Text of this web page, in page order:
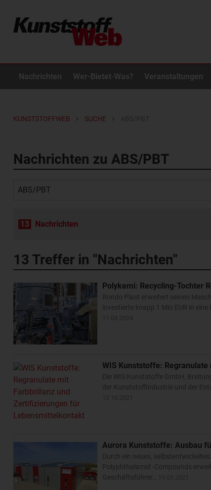
Nachrichten Wer-Bietet-Was? Veranstaltungen
KUNSTSTOFFWEB SUCHE
Nachrichten zu ABS/PBT
13 Nachrichten
13 Treffer in "Nachrichten"
Polykemi: Recycling-Tochter
Rondo Plast erweitert seinen
investierte knapp 1 Mio EUR in
WIS Kunststoffe:
Die WIS Kunststoffe GmbH,
der Kunststoffindustrie und der
Aurora Kunststoffe: Ausbau
Durch ein neues,
Polyphthalamid -Compounds
Geschäftsführer…